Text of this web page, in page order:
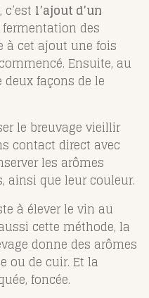
l’ajout d’un
des
à cet ajout une fois
Ensuite, au
deux façons de le
le breuvage vieillir
contact direct avec
les arômes
ainsi que leur couleur.
à élever le vin au
cette méthode, la
donne des arômes
ou de cuir. Et la
foncée.